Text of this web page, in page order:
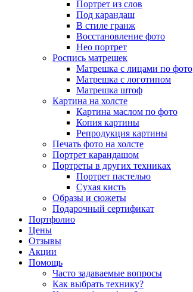
Портрет из слов
Под карандаш
В стиле гранж
Восстановление фото
Нео портрет
Роспись матрешек
Матрешка с лицами по фото
Матрешка с логотипом
Матрешка штоф
Картина на холсте
Картина маслом по фото
Копия картины
Репродукция картины
Печать фото на холсте
Портрет карандашом
Портреты в других техниках
Портрет пастелью
Сухая кисть
Образы и сюжеты
Подарочный сертификат
Портфолио
Цены
Отзывы
Акции
Помощь
Часто задаваемые вопросы
Как выбрать технику?